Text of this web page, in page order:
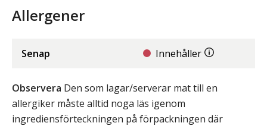
Allergener
Senap Innehåller
Observera Den som lagar/serverar mat till en
allergiker måste alltid noga läs igenom
ingrediensförteckningen på förpackningen där